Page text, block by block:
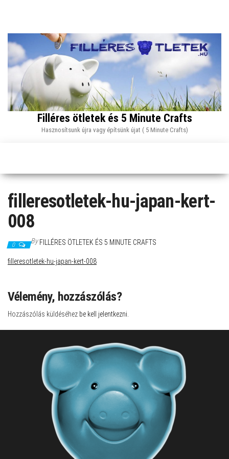
Filléres ötletek és 5 Minute Crafts
Hasznosítsunk újra vagy építsünk újat ( 5 Minute Crafts)
filleresotletek-hu-japan-kert-
008
0 By FILLÉRES ÖTLETEK ÉS 5 MINUTE CRAFTS
filleresotletek-hu-japan-kert-008
Vélemény, hozzászólás?
Hozzászólás küldéséhez be kell jelentkezni.